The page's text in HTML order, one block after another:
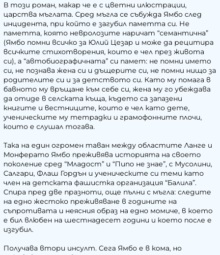
В този роман, макар че е с цветни илюстрации,
царства мъглата. Сред мъгла се събужда Ямбо след
инцидента, при който е загубил паметта си. Не
паметта, която невролозите наричат “семантична”
(Ямбо помни всичко за Юлий Цезар и може да рецитира
всичките стихотворения, които е чел през живота
си), а “автобиографичната” си памет: не помни името
си, не познава жена си и дъщерите си, не помни нищо за
родителите си и за детството си. Като му помага в
бавното му връщане към себе си, жена му го убеждава
да отиде в селската къща, където са запазени
книгите и вестниците, които е чел като дете,
ученическите му тетрадки и грамофонните плочи,
които е слушал тогава.
Така на един огромен таван между областите Ланге и
Монферато Ямбо преживява историята на своето
поколение сред “Младост” и “Пипо не знае”, с Мусолини,
Салгари, Флаш Гордън и ученическите си теми като
член на детската фашистка организация “Балила”.
Спира пред две празноти, още пълни с мъгла: следите
на едно жестоко преживяване в годините на
съпротивата и неясния образ на едно момиче, в което
е бил влюбен на шестнадесет години и което после е
изгубил.
Получава втори инсулт. Сега Ямбо е в кома, но